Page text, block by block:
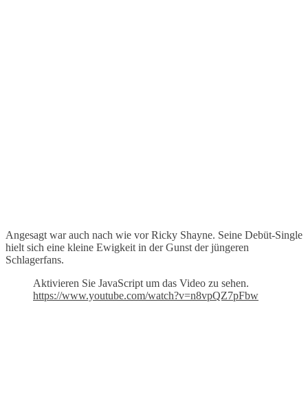
Angesagt war auch nach wie vor Ricky Shayne. Seine Debüt-Single
hielt sich eine kleine Ewigkeit in der Gunst der jüngeren
Schlagerfans.
Aktivieren Sie JavaScript um das Video zu sehen.
https://www.youtube.com/watch?v=n8vpQZ7pFbw